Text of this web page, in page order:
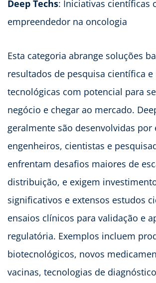
Deep Techs: Iniciativas científicas
empreendedor na oncologia
Esta categoria abrange soluções
resultados de pesquisa científica e
tecnológicas com potencial para
negócio e chegar ao mercado.
geralmente são desenvolvidas por
engenheiros, cientistas e
enfrentam desafios maiores de
distribuição, e exigem
significativos e extensos estudos
ensaios clínicos para validação e
regulatória. Exemplos incluem
biotecnológicos, novos
vacinas, tecnologias de